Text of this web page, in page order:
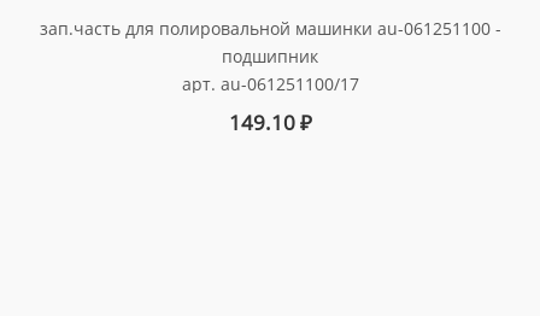
зап.часть для полировальной машинки au-061251100 -
подшипник
арт. au-061251100/17
149.10₽